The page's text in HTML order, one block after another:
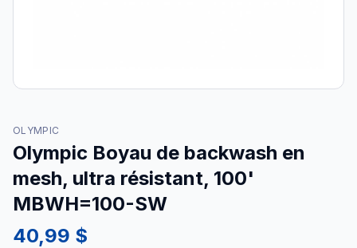
OLYMPIC
Olympic Boyau de backwash en
mesh, ultra résistant, 100'
MBWH=100-SW
40,99 $